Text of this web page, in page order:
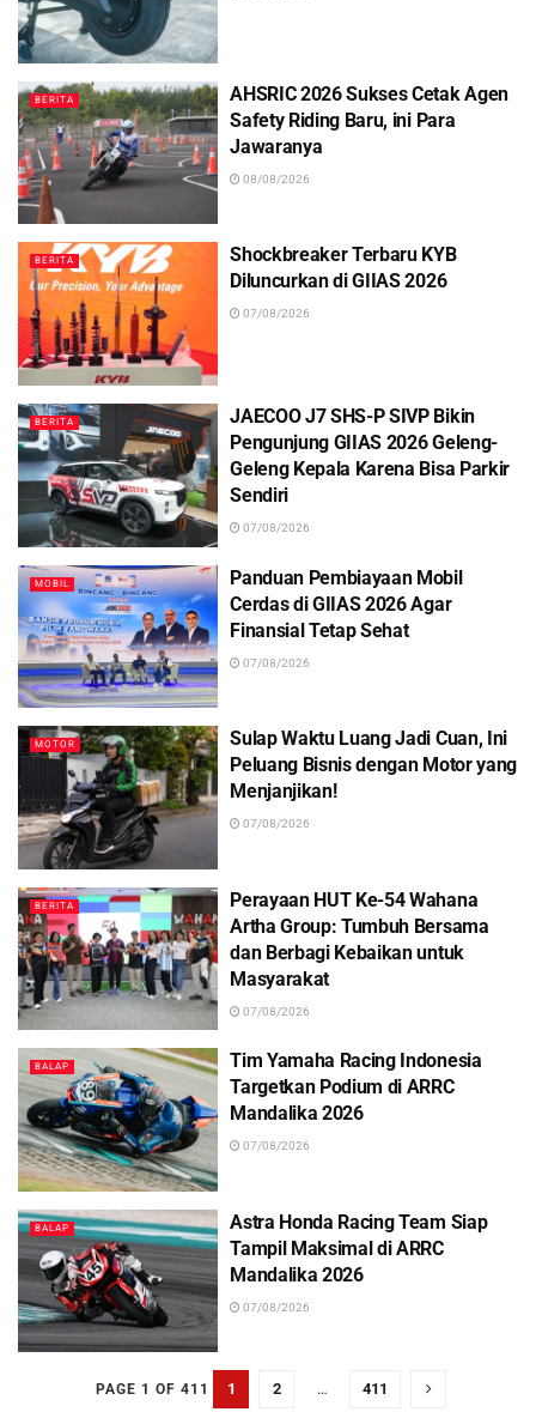
BERITA
AHSRIC 2026 Sukses Cetak Agen
Safety Riding Baru, ini Para
Jawaranya
08/08/2026
BERITA
Shockbreaker Terbaru KYB
Diluncurkan di GIIAS 2026
07/08/2026
BERITA
JAECOO J7 SHS-P SIVP Bikin
Pengunjung GIIAS 2026 Geleng-
Geleng Kepala Karena Bisa Parkir
Sendiri
07/08/2026
MOBIL
Panduan Pembiayaan Mobil
Cerdas di GIIAS 2026 Agar
Finansial Tetap Sehat
07/08/2026
MOTOR
Sulap Waktu Luang Jadi Cuan, Ini
Peluang Bisnis dengan Motor yang
Menjanjikan!
07/08/2026
BERITA
Perayaan HUT Ke-54 Wahana
Artha Group: Tumbuh Bersama
dan Berbagi Kebaikan untuk
Masyarakat
07/08/2026
BALAP
Tim Yamaha Racing Indonesia
Targetkan Podium di ARRC
Mandalika 2026
07/08/2026
BALAP
Astra Honda Racing Team Siap
Tampil Maksimal di ARRC
Mandalika 2026
07/08/2026
PAGE 1 OF 411 1 2 … 411